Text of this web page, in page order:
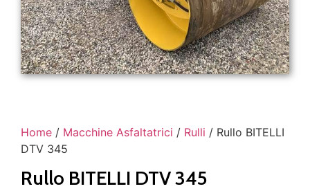
Home / Macchine Asfaltatrici / Rulli / Rullo BITELLI
DTV 345
Rullo BITELLI DTV 345